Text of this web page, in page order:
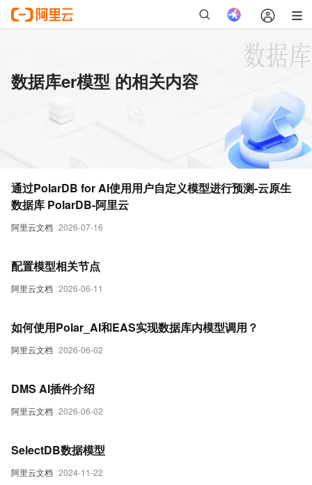
数据库er模型 的相关内容
阿里云文档 2026-07-16
通过PolarDB for AI使用用户自定义模型进行预测-云原生
数据库 PolarDB-阿里云
阿里云文档 2026-06-11
配置模型相关节点
阿里云文档 2026-06-02
如何使用Polar_AI和EAS实现数据库内模型调用？
阿里云文档 2026-06-02
DMS AI插件介绍
阿里云文档 2024-11-22
SelectDB数据模型